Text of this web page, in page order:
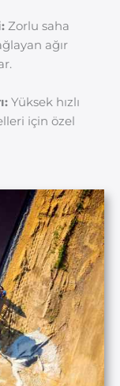
Zorlu saha
ağır
Yüksek hızlı
için özel